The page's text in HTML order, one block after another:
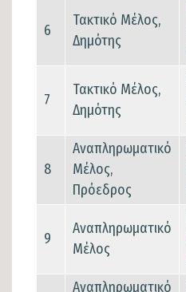
6
Τακτικό Μέλος,
Δημότης
7
Τακτικό Μέλος,
Δημότης
8
Αναπληρωματικό
Μέλος,
Πρόεδρος
9
Αναπληρωματικό
Μέλος
Αναπληρωματικό